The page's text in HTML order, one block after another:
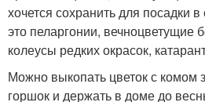
хочется сохранить для посадки
это пеларгонии, вечноцветущие
колеусы редких окрасок,
Можно выкопать цветок с комом
горшок и держать в доме до